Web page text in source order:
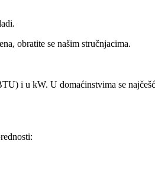
obratite se našim stručnjacima.
i u kW. U domaćinstvima se